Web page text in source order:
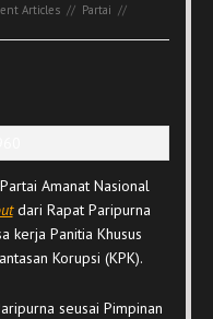
Articles // Partai //
Amanat Nasional
dari Rapat Paripurna
kerja Panitia Khusus
Korupsi (KPK).
seusai Pimpinan